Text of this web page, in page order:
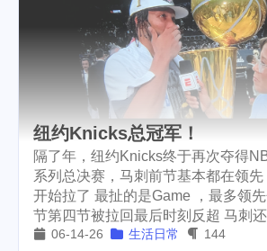
纽约Knicks总冠军！
隔了年，纽约Knicks终于再次夺得
系列总决赛，马刺前节基本都在领先
开始拉了 最扯的是Game ，最多领
节第四节被拉回最后时刻反超 马刺
06-14-26 生活日常
144